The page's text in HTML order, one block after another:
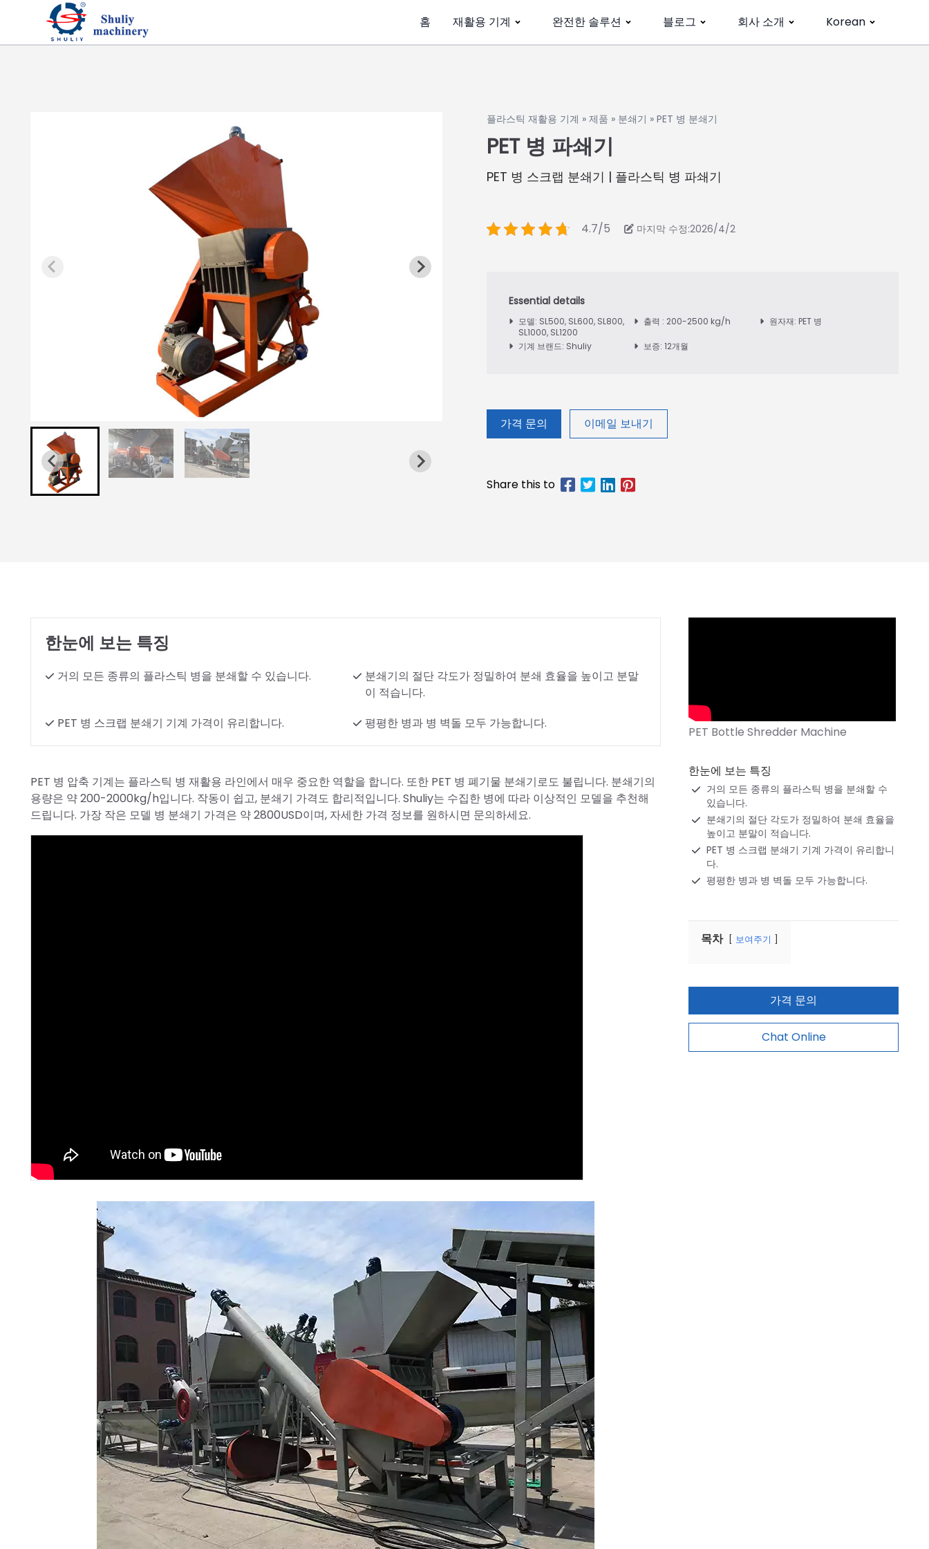
홈 재활용 기계 완전한 솔루션 블로그 회사 소개 Korean
플라스틱 재활용 기계 » 제품 » 분쇄기 » PET 병 분쇄기
PET 병 파쇄기
PET 병 스크랩 분쇄기 | 플라스틱 병 파쇄기
4.7/5 마지막 수정:2026/4/2
모델: SL500, SL600, SL800,
SL1000, SL1200
출력 : 200-2500 kg/h 원자재: PET 병
기계 브랜드: Shuliy 보증: 12개월
가격 문의 이메일 보내기
한눈에 보는 특징
거의 모든 종류의 플라스틱 병을 분쇄할 수 있습니다.
분쇄기의 절단 각도가 정밀하여 분쇄 효율을 높이고 분말
이 적습니다.
PET 병 스크랩 분쇄기 기계 가격이 유리합니다.
평평한 병과 병 벽돌 모두 가능합니다.
PET 병 압축 기계는 플라스틱 병 재활용 라인에서 매우 중요한 역할을 합니다. 또한 PET 병 폐기물 분쇄기로도 불립니다. 분쇄기의
용량은 약 200-2000kg/h입니다. 작동이 쉽고, 분쇄기 가격도 합리적입니다. Shuliy는 수집한 병에 따라 이상적인 모델을 추천해
드립니다. 가장 작은 모델 병 분쇄기 가격은 약 2800USD이며, 자세한 가격 정보를 원하시면 문의하세요.
한눈에 보는 특징
거의 모든 종류의 플라스틱 병을 분쇄할 수
있습니다.
분쇄기의 절단 각도가 정밀하여 분쇄 효율을
높이고 분말이 적습니다.
PET 병 스크랩 분쇄기 기계 가격이 유리합니
다.
평평한 병과 병 벽돌 모두 가능합니다.
목차 보여주기
가격 문의
Chat Online